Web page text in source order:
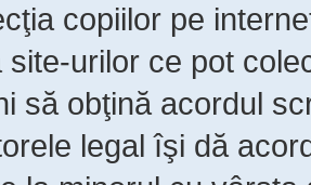
copiilor pe
site-urilor ce pot
să obţină acordul
legal îşi dă